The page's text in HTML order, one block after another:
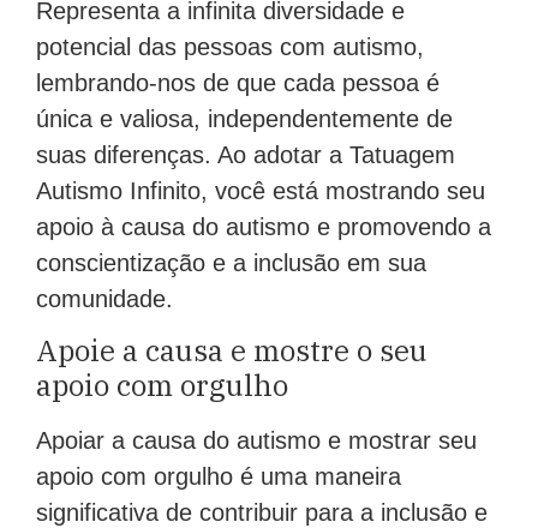
Representa a infinita diversidade e
potencial das pessoas com autismo,
lembrando-nos de que cada pessoa é
única e valiosa, independentemente de
suas diferenças. Ao adotar a Tatuagem
Autismo Infinito, você está mostrando seu
apoio à causa do autismo e promovendo a
conscientização e a inclusão em sua
comunidade.
Apoie a causa e mostre o seu
apoio com orgulho
Apoiar a causa do autismo e mostrar seu
apoio com orgulho é uma maneira
significativa de contribuir para a inclusão e